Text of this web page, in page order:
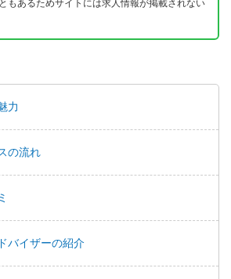
もあるためサイトには求人情報が掲載されない
力
の流れ
バイザーの紹介